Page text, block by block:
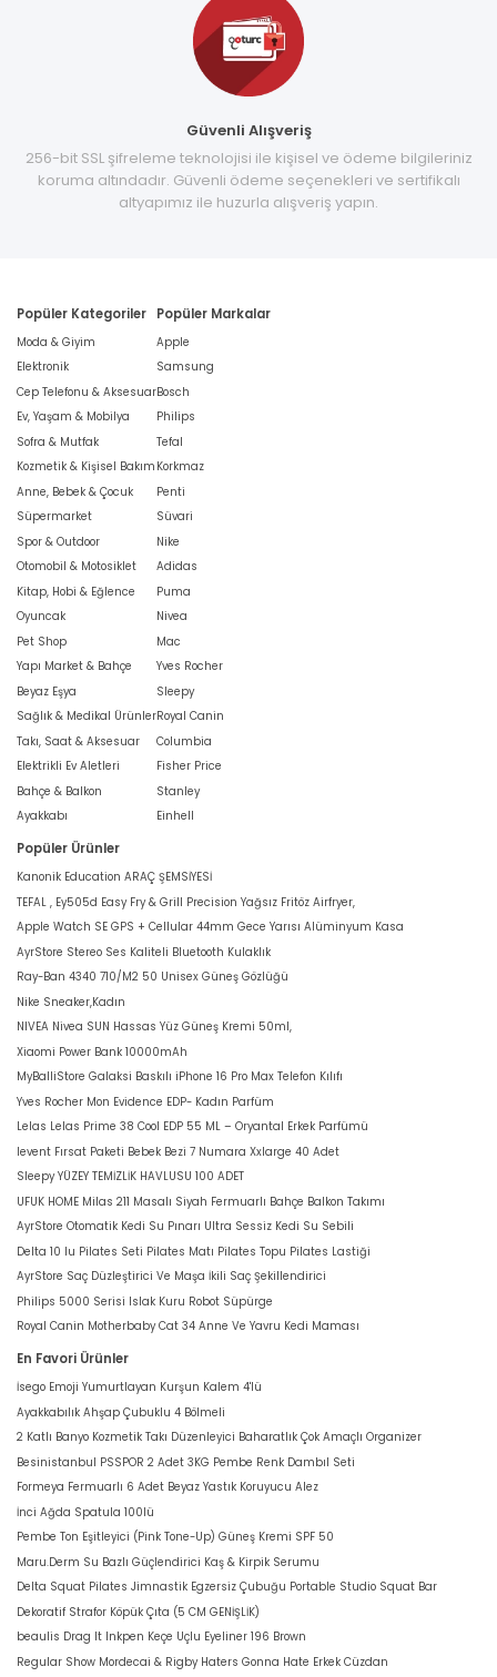
Güvenli Alışveriş
256-bit SSL şifreleme teknolojisi ile kişisel ve ödeme bilgileriniz
koruma altındadır. Güvenli ödeme seçenekleri ve sertifikalı
altyapımız ile huzurla alışveriş yapın.
Popüler Kategoriler
Moda & Giyim
Elektronik
Cep Telefonu & Aksesuar
Ev, Yaşam & Mobilya
Sofra & Mutfak
Kozmetik & Kişisel Bakım
Anne, Bebek & Çocuk
Süpermarket
Spor & Outdoor
Otomobil & Motosiklet
Kitap, Hobi & Eğlence
Oyuncak
Pet Shop
Yapı Market & Bahçe
Beyaz Eşya
Sağlık & Medikal Ürünler
Takı, Saat & Aksesuar
Elektrikli Ev Aletleri
Bahçe & Balkon
Ayakkabı
Popüler Markalar
Apple
Samsung
Bosch
Philips
Tefal
Korkmaz
Penti
Süvari
Nike
Adidas
Puma
Nivea
Mac
Yves Rocher
Sleepy
Royal Canin
Columbia
Fisher Price
Stanley
Einhell
Popüler Ürünler
Kanonik Education ARAÇ ŞEMSİYESİ
TEFAL , Ey505d Easy Fry & Grill Precision Yağsız Fritöz Airfryer,
Apple Watch SE GPS + Cellular 44mm Gece Yarısı Alüminyum Kasa
AyrStore Stereo Ses Kaliteli Bluetooth Kulaklık
Ray-Ban 4340 710/M2 50 Unisex Güneş Gözlüğü
Nike Sneaker,Kadın
NIVEA Nivea SUN Hassas Yüz Güneş Kremi 50ml,
Xiaomi Power Bank 10000mAh
MyBalliStore Galaksi Baskılı iPhone 16 Pro Max Telefon Kılıfı
Yves Rocher Mon Evidence EDP- Kadın Parfüm
Lelas Lelas Prime 38 Cool EDP 55 ML – Oryantal Erkek Parfümü
levent Fırsat Paketi Bebek Bezi 7 Numara Xxlarge 40 Adet
Sleepy YÜZEY TEMİZLİK HAVLUSU 100 ADET
UFUK HOME Milas 211 Masalı Siyah Fermuarlı Bahçe Balkon Takımı
AyrStore Otomatik Kedi Su Pınarı Ultra Sessiz Kedi Su Sebili
Delta 10 lu Pilates Seti Pilates Matı Pilates Topu Pilates Lastiği
AyrStore Saç Düzleştirici Ve Maşa İkili Saç Şekillendirici
Philips 5000 Serisi Islak Kuru Robot Süpürge
Royal Canin Motherbaby Cat 34 Anne Ve Yavru Kedi Maması
En Favori Ürünler
İsego Emoji Yumurtlayan Kurşun Kalem 4'lü
Ayakkabılık Ahşap Çubuklu 4 Bölmeli
2 Katlı Banyo Kozmetik Takı Düzenleyici Baharatlık Çok Amaçlı Organizer
Besinistanbul PSSPOR 2 Adet 3KG Pembe Renk Dambıl Seti
Formeya Fermuarlı 6 Adet Beyaz Yastık Koruyucu Alez
İnci Ağda Spatula 100lü
Pembe Ton Eşitleyici (Pink Tone-Up) Güneş Kremi SPF 50
Maru.Derm Su Bazlı Güçlendirici Kaş & Kirpik Serumu
Delta Squat Pilates Jimnastik Egzersiz Çubuğu Portable Studio Squat Bar
Dekoratif Strafor Köpük Çıta (5 CM GENİŞLİK)
beaulis Drag It Inkpen Keçe Uçlu Eyeliner 196 Brown
Regular Show Mordecai & Rigby Haters Gonna Hate Erkek Cüzdan